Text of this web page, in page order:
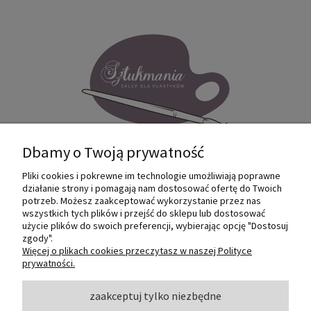
Internetowy sklep dla plastyków
SZTUKMANIA. Profesjonalne artykuły dla
małych i dużych artystów.
O NAS
Dbamy o Twoją prywatność
Pliki cookies i pokrewne im technologie umożliwiają poprawne
działanie strony i pomagają nam dostosować ofertę do Twoich
potrzeb. Możesz zaakceptować wykorzystanie przez nas
wszystkich tych plików i przejść do sklepu lub dostosować
użycie plików do swoich preferencji, wybierając opcję "Dostosuj
zgody".
Więcej o plikach cookies przeczytasz w naszej Polityce
prywatności.
zaakceptuj tylko niezbędne